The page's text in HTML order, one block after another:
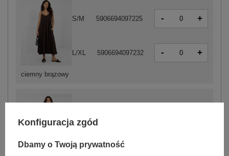
ciemny brązowy
S/M 5906694097225 - +
L/XL 5906694097232 - +
L/XL 5906694097218
Konfiguracja zgód
Dbamy o Twoją prywatność